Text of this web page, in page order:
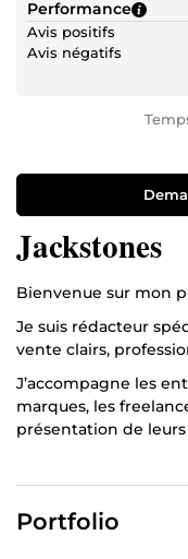
Performance
Avis positifs
Avis négatifs
Jackstones
Bienvenue sur mon
Je suis rédacteur
vente clairs,
J’accompagne les
marques, les
présentation de
descriptions de
Portfolio